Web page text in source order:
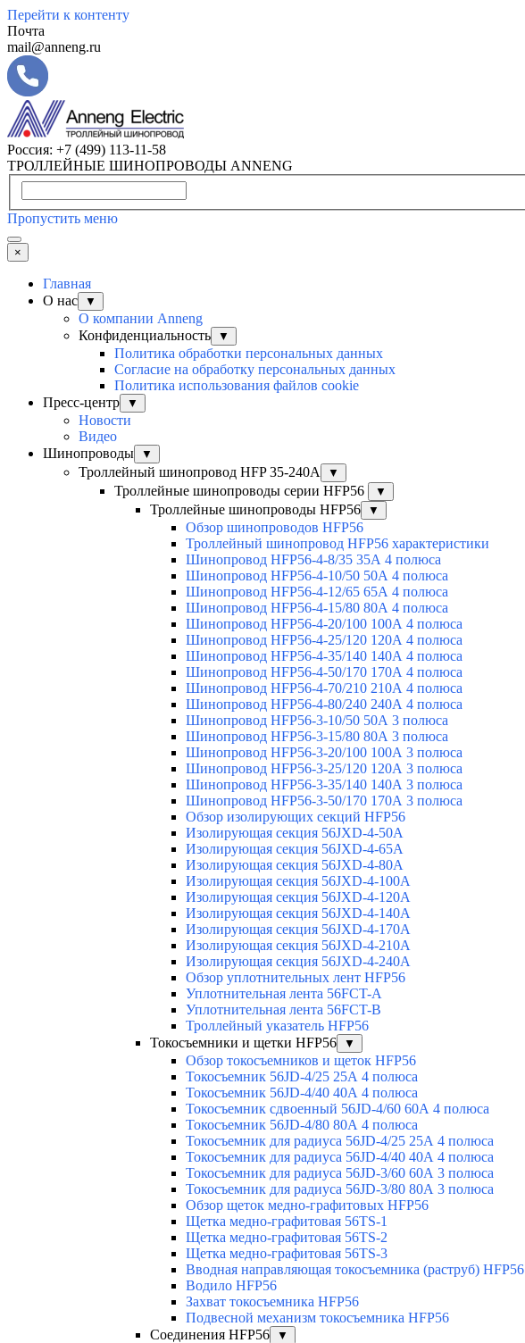
Перейти к контенту
Почта
mail@anneng.ru
Россия: +7 (499) 113-11-58
ТРОЛЛЕЙНЫЕ ШИНОПРОВОДЫ ANNENG
Пропустить меню
×
Главная
О нас
▼
О компании Anneng
Конфиденциальность
▼
Политика обработки персональных данных
Согласие на обработку персональных данных
Политика использования файлов cookie
Пресс-центр
▼
Новости
Видео
Шинопроводы
▼
Троллейный шинопровод HFP 35-240А ▼
Троллейные шинопроводы серии HFP56 ▼
Троллейные шинопроводы HFP56 ▼
Обзор шинопроводов HFP56
Троллейный шинопровод HFP56 характеристики
Шинопровод HFP56-4-8/35 35А 4 полюса
Шинопровод HFP56-4-10/50 50А 4 полюса
Шинопровод HFP56-4-12/65 65А 4 полюса
Шинопровод HFP56-4-15/80 80А 4 полюса
Шинопровод HFP56-4-20/100 100А 4 полюса
Шинопровод HFP56-4-25/120 120А 4 полюса
Шинопровод HFP56-4-35/140 140А 4 полюса
Шинопровод HFP56-4-50/170 170А 4 полюса
Шинопровод HFP56-4-70/210 210А 4 полюса
Шинопровод HFP56-4-80/240 240А 4 полюса
Шинопровод HFP56-3-10/50 50А 3 полюса
Шинопровод HFP56-3-15/80 80А 3 полюса
Шинопровод HFP56-3-20/100 100А 3 полюса
Шинопровод HFP56-3-25/120 120А 3 полюса
Шинопровод HFP56-3-35/140 140А 3 полюса
Шинопровод HFP56-3-50/170 170А 3 полюса
Обзор изолирующих секций HFP56
Изолирующая секция 56JXD-4-50A
Изолирующая секция 56JXD-4-65A
Изолирующая секция 56JXD-4-80A
Изолирующая секция 56JXD-4-100A
Изолирующая секция 56JXD-4-120A
Изолирующая секция 56JXD-4-140A
Изолирующая секция 56JXD-4-170A
Изолирующая секция 56JXD-4-210A
Изолирующая секция 56JXD-4-240A
Обзор уплотнительных лент HFP56
Уплотнительная лента 56FCT-A
Уплотнительная лента 56FCT-B
Троллейный указатель HFP56
Токосъемники и щетки HFP56
▼
Обзор токосъемников и щеток HFP56
Токосъемник 56JD-4/25 25А 4 полюса
Токосъемник 56JD-4/40 40А 4 полюса
Токосъемник сдвоенный 56JD-4/60 60А 4 полюса
Токосъемник 56JD-4/80 80А 4 полюса
Токосъемник для радиуса 56JD-4/25 25А 4 полюса
Токосъемник для радиуса 56JD-4/40 40А 4 полюса
Токосъемник для радиуса 56JD-3/60 60А 3 полюса
Токосъемник для радиуса 56JD-3/80 80А 3 полюса
Обзор щеток медно-графитовых HFP56
Щетка медно-графитовая 56TS-1
Щетка медно-графитовая 56TS-2
Щетка медно-графитовая 56TS-3
Вводная направляющая токосъемника (раструб) HFP56
Водило HFP56
Захват токосъемника HFP56
Подвесной механизм токосъемника HFP56
Соединения HFP56
▼